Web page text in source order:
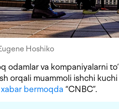
Hoshiko
odamlar va kompaniyalarni
orqali muammoli ishchi
xabar bermoqda “CNBC”.